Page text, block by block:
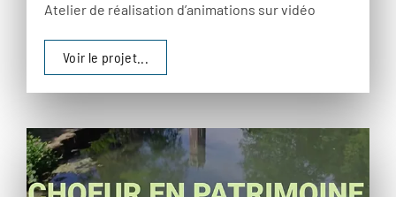
Atelier de réalisation d’animations sur vidéo
Voir le projet...